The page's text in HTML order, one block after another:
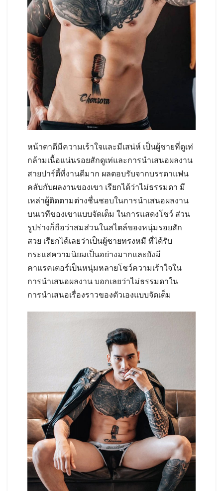
หน้าตาดีมีความเร้าใจและมีเสน่ห์ เป็นผู้ชายที่ดูเท่
กล้ามเนื้อแน่นรอยสักดูเท่และการนำเสนอผลงาน
สายปาร์ตี้ที่งานดีมาก ผลตอบรับจากบรรดาแฟน
คลับกับผลงานของเขา เรียกได้ว่าไม่ธรรมดา มี
เหล่าผู้ติดตามต่างชื่นชอบในการนำเสนอผลงาน
บนเวทีของเขาแบบจัดเต็ม ในการแสดงโชว์ ส่วน
รูปร่างก็ถือว่าสมส่วนในสไตล์ของหนุ่มรอยสัก
สวย เรียกได้เลยว่าเป็นผู้ชายทรงหมี ที่ได้รับ
กระแสความนิยมเป็นอย่างมากและยังมี
คาแรคเตอร์เป็นหนุ่มหลายโชว์ความเร้าใจใน
การนำเสนอผลงาน บอกเลยว่าไม่ธรรมดาใน
การนำเสนอเรื่องราวของตัวเองแบบจัดเต็ม